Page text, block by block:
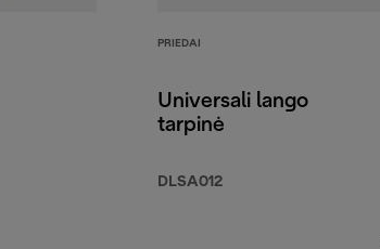
PRIEDAI
Universali lango
tarpinė
DLSA012